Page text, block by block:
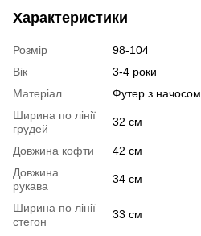
Характеристики
Розмір
98-104
Вік
3-4 роки
Матеріал
Футер з начосом
Ширина по лінії
грудей
32 см
Довжина кофти
42 см
Довжина
рукава
34 см
Ширина по лінії
стегон
33 см